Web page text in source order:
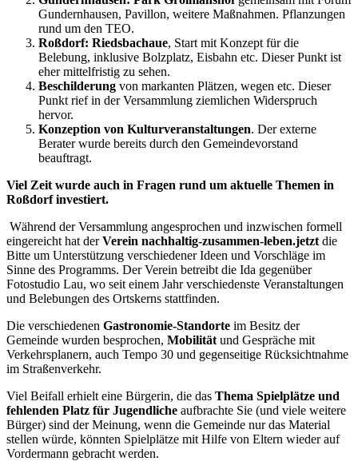
Gundernhausen, Pavillon, weitere Maßnahmen. Pflanzungen
rund um den TEO.
Roßdorf: Riedsbachaue, Start mit Konzept für die
Belebung, inklusive Bolzplatz, Eisbahn etc. Dieser Punkt ist
eher mittelfristig zu sehen.
Beschilderung von markanten Plätzen, wegen etc. Dieser
Punkt rief in der Versammlung ziemlichen Widerspruch
hervor.
Konzeption von Kulturveranstaltungen. Der externe
Berater wurde bereits durch den Gemeindevorstand
beauftragt.
Viel Zeit wurde auch in Fragen rund um aktuelle Themen in
Roßdorf investiert.
Während der Versammlung angesprochen und inzwischen formell
eingereicht hat derVerein nachhaltig-zusammen-leben.jetzt die
Bitte um Unterstützung verschiedener Ideen und Vorschläge im
Sinne des Programms. Der Verein betreibt die Ida gegenüber
Fotostudio Lau, wo seit einem Jahr verschiedenste Veranstaltungen
und Belebungen des Ortskerns stattfinden.
Die verschiedenen Gastronomie-Standorte im Besitz der
Gemeinde wurden besprochen, Mobilität und Gespräche mit
Verkehrsplanern, auch Tempo 30 und gegenseitige Rücksichtnahme
im Straßenverkehr.
Viel Beifall erhielt eine Bürgerin, die das Thema Spielplätze und
fehlenden Platz für Jugendliche aufbrachte Sie (und viele weitere
Bürger) sind der Meinung, wenn die Gemeinde nur das Material
stellen würde, könnten Spielplätze mit Hilfe von Eltern wieder auf
Vordermann gebracht werden.